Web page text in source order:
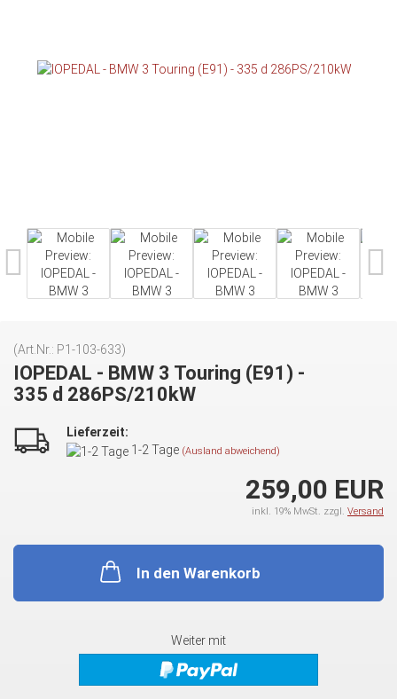
(Art.Nr.: P1-103-633)
IOPEDAL - BMW 3 Touring (E91) -
335 d 286PS/210kW
Lieferzeit:
1-2 Tage (Ausland abweichend)
259,00 EUR
inkl. 19% MwSt. zzgl. Versand
In den Warenkorb
Weiter mit